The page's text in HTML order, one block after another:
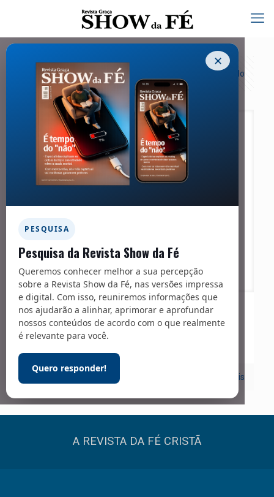
✕
PESQUISA
Pesquisa da Revista Show da Fé
Queremos conhecer melhor a sua percepção
sobre a Revista Show da Fé, nas versões impressa
e digital. Com isso, reuniremos informações que
nos ajudarão a alinhar, aprimorar e aprofundar
nossos conteúdos de acordo com o que realmente
é relevante para você.
Quero responder!
Categorias Tags Exibir tudo
25/10/2023
Vida Cristã
Leia mais
A REVISTA DA FÉ CRISTÃ